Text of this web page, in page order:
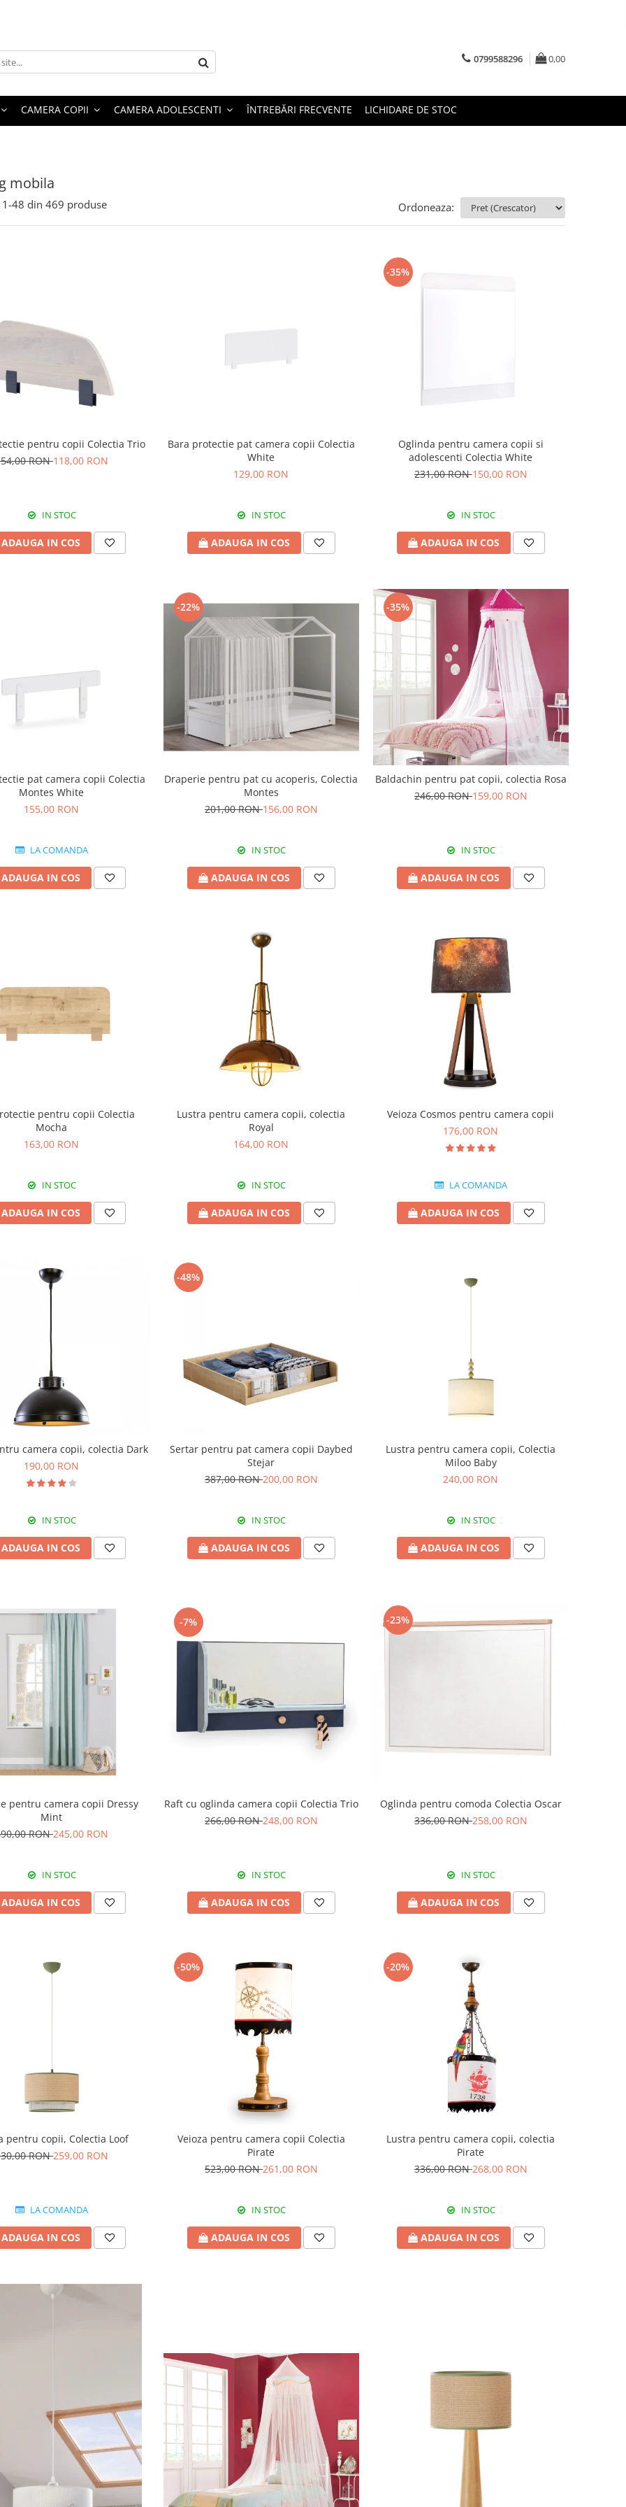
0799588296 0,00
CAMERA COPII CAMERA ADOLESCENTI ÎNTREBĂRI FRECVENTE LICHIDARE DE STOC
mobila
1-48 din 469 produse Ordoneaza:
pentru copii Colectia Trio
RON118,00 RON
IN STOC
ADAUGA IN COS
Bara protectie pat camera copii Colectia
White
129,00 RON
IN STOC
ADAUGA IN COS
-35%
Oglinda pentru camera copii si
adolescenti Colectia White
231,00 RON150,00 RON
IN STOC
ADAUGA IN COS
pat camera copii Colectia
Montes White
155,00 RON
LA COMANDA
ADAUGA IN COS
-22%
Draperie pentru pat cu acoperis, Colectia
Montes
201,00 RON156,00 RON
IN STOC
ADAUGA IN COS
-35%
Baldachin pentru pat copii, colectia Rosa
246,00 RON159,00 RON
IN STOC
ADAUGA IN COS
pentru copii Colectia
Mocha
163,00 RON
IN STOC
ADAUGA IN COS
Lustra pentru camera copii, colectia
Royal
164,00 RON
IN STOC
ADAUGA IN COS
Veioza Cosmos pentru camera copii
176,00 RON
LA COMANDA
ADAUGA IN COS
camera copii, colectia Dark
190,00 RON
IN STOC
ADAUGA IN COS
-48%
Sertar pentru pat camera copii Daybed
Stejar
387,00 RON200,00 RON
IN STOC
ADAUGA IN COS
Lustra pentru camera copii, Colectia
Miloo Baby
240,00 RON
IN STOC
ADAUGA IN COS
pentru camera copii Dressy
Mint
RON245,00 RON
IN STOC
ADAUGA IN COS
-7%
Raft cu oglinda camera copii Colectia Trio
266,00 RON248,00 RON
IN STOC
ADAUGA IN COS
-23%
Oglinda pentru comoda Colectia Oscar
336,00 RON258,00 RON
IN STOC
ADAUGA IN COS
pentru copii, Colectia Loof
RON259,00 RON
LA COMANDA
ADAUGA IN COS
-50%
Veioza pentru camera copii Colectia
Pirate
523,00 RON261,00 RON
IN STOC
ADAUGA IN COS
-20%
Lustra pentru camera copii, colectia
Pirate
336,00 RON268,00 RON
IN STOC
ADAUGA IN COS